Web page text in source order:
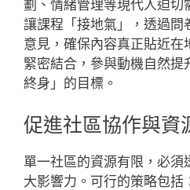
劃、情緒管理等現代人迫切
讓課程「接地氣」，透過問
意見，確保內容真正貼近在
緊密結合，參與動機自然提
終身」的目標。
促進社區協作與資
單一社區的資源有限，必須
大影響力。可行的策略包括